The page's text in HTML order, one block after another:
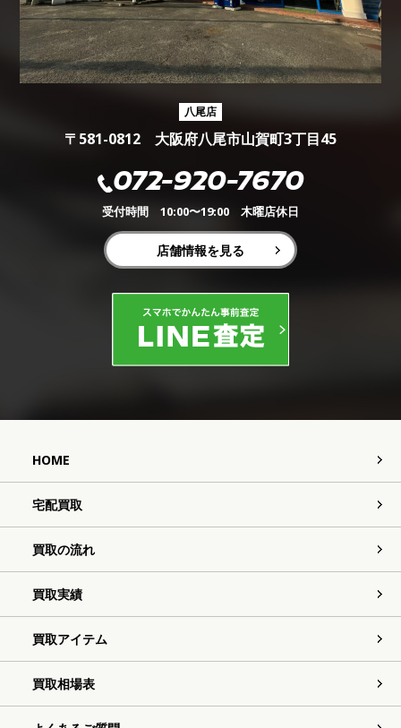
八尾店
〒581-0812 大阪府八尾市山賀町3丁目45
072-920-7670
受付時間 10:00〜19:00 木曜店休日
店舗情報を見る
HOME
宅配買取
買取の流れ
買取実績
買取アイテム
買取相場表